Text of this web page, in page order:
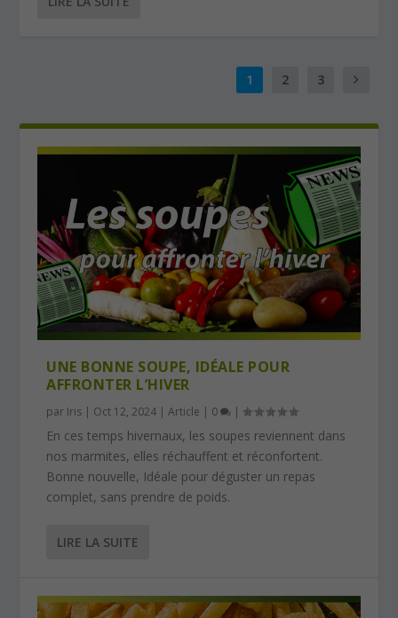
1 2 3
UNE BONNE SOUPE, IDÉALE POUR
AFFRONTER L’HIVER
par Iris | Oct 12, 2024 |Article | 0 |
En ces temps hivernaux, les soupes reviennent dans
nos marmites, elles réchauffent et réconfortent.
Bonne nouvelle, Idéale pour déguster un repas
complet, sans prendre de poids.
LIRE LA SUITE